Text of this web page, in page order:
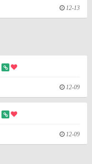
12-13
12-09
12-09